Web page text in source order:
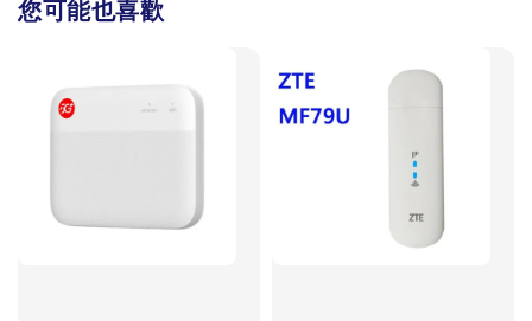
您可能也喜歡